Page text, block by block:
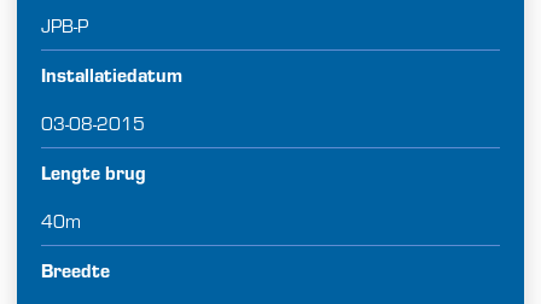
JPB-P
Installatiedatum
03-08-2015
Lengte brug
40m
Breedte